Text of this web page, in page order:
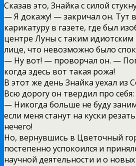
Сказав это, Знайка с силой
— Я докажу! — закричал он. Тут
карикатуру в газете, где был
центре Луны с таким
лице, что невозможно было
— Ну вот! — проворчал он. —
когда здесь вот такая рожа!
В этот же день Знайка уехал из
Всю дорогу он твердил про себя:
— Никогда больше не буду
если меня станут на куски
нечего!
Но, вернувшись в Цветочный
постепенно успокоился и
научной деятельности и о